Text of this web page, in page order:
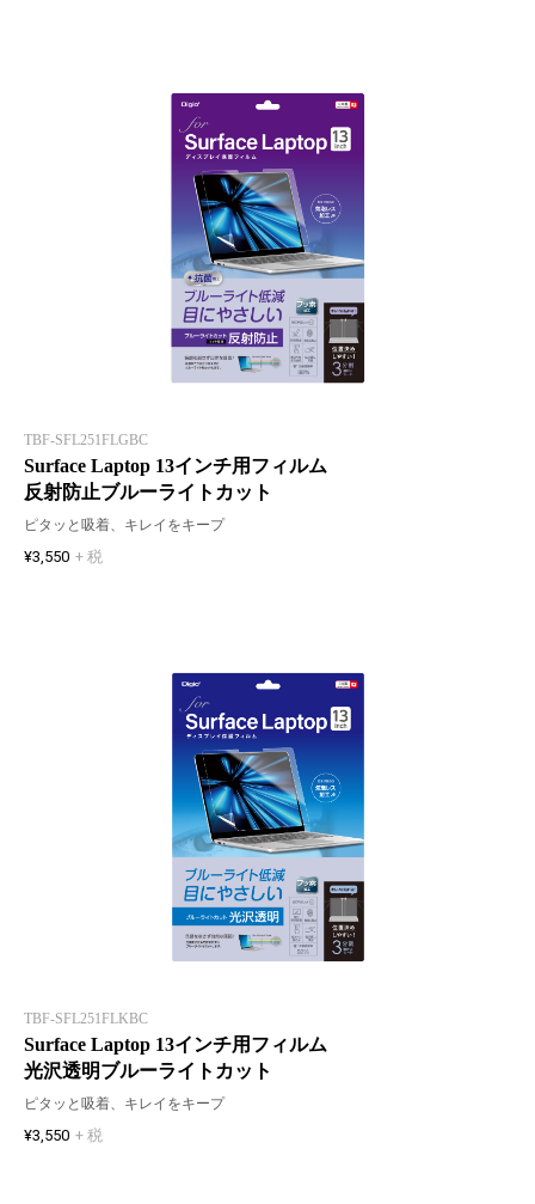
TBF-SFL251FLGBC
Surface Laptop 13インチ用フィルム
反射防止ブルーライトカット
ピタッと吸着、キレイをキープ
¥3,550 + 税
TBF-SFL251FLKBC
Surface Laptop 13インチ用フィルム
光沢透明ブルーライトカット
ピタッと吸着、キレイをキープ
¥3,550 + 税